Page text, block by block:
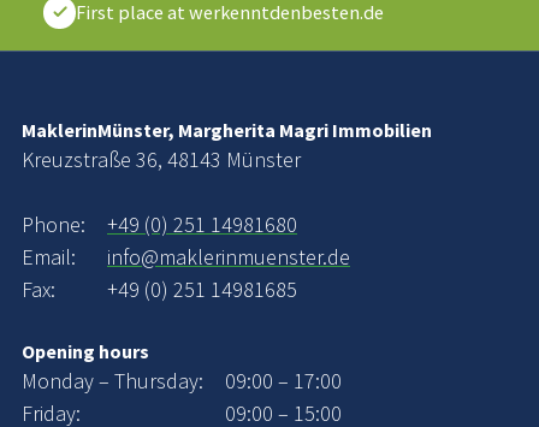
First place at werkenntdenbesten.de
MaklerinMünster, Margherita Magri Immobilien
Kreuzstraße 36, 48143 Münster
Phone:
+49 (0) 251 14981680
Email:
info@maklerinmuenster.de
Fax:
+49 (0) 251 14981685
Opening hours
Monday – Thursday:
09:00 – 17:00
Friday:
09:00 – 15:00